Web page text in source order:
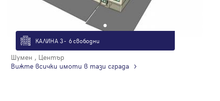
КАЛИНА 3 - 6 свободни
Шумен , Център
Вижте всички имоти в тази сграда